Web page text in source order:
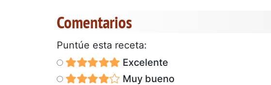
Comentarios
Puntúe esta receta:
Excelente
Muy bueno